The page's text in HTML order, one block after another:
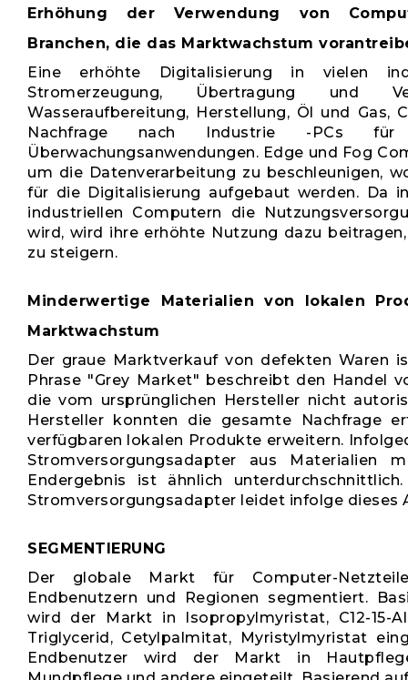
Erhöhung der Verwendung von
Branchen, die das Marktwachstum
Eine erhöhte Digitalisierung in vielen
Stromerzeugung, Übertragung und
Wasseraufbereitung, Herstellung, Öl und Gas,
Nachfrage nach Industrie -PCs für
Überwachungsanwendungen. Edge und Fog
um die Datenverarbeitung zu beschleunigen,
für die Digitalisierung aufgebaut werden. Da
industriellen Computern die
wird, wird ihre erhöhte Nutzung dazu
zu steigern.
Minderwertige Materialien von lokalen
Marktwachstum
Der graue Marktverkauf von defekten Waren
Phrase "Grey Market" beschreibt den Handel
die vom ursprünglichen Hersteller nicht
Hersteller konnten die gesamte Nachfrage
verfügbaren lokalen Produkte erweitern.
Stromversorgungsadapter aus Materialien
Endergebnis ist ähnlich
Stromversorgungsadapter leidet infolge dieses
SEGMENTIERUNG
Der globale Markt für Computer-
Endbenutzern und Regionen segmentiert.
wird der Markt in Isopropylmyristat, C12-15-
Triglycerid, Cetylpalmitat, Myristylmyristat
Endbenutzer wird der Markt in